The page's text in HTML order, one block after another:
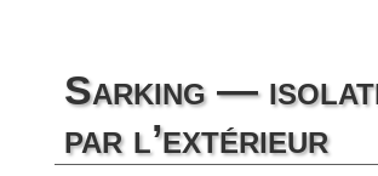
Nos
A Propos
Sarking —
par l’extérieur